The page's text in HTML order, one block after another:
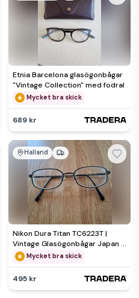
Etnia Barcelona glasögonbågar
"Vintage Collection" med fodral
Mycket bra skick
689 kr
Halland
Nikon Dura Titan TC6223T |
Vintage Glasögonbågar Japan |
Titan 51¤19
Mycket bra skick
495 kr